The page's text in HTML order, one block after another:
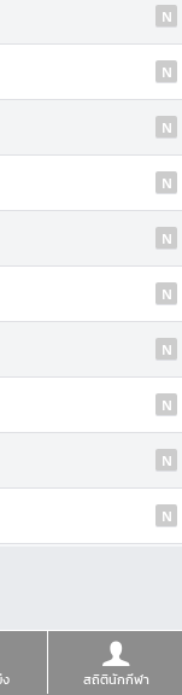
สถิตินักกีฬา
N
N
N
N
N
N
N
N
N
N